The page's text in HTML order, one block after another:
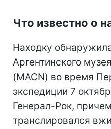
Что известно о
Находку
Аргентинского
(MACN) во время
экспедиции 7
Генерал-Рок,
транслировался